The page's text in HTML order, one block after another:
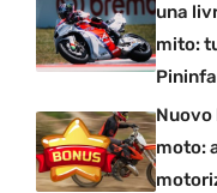
una
mito:
Nuovo
moto: